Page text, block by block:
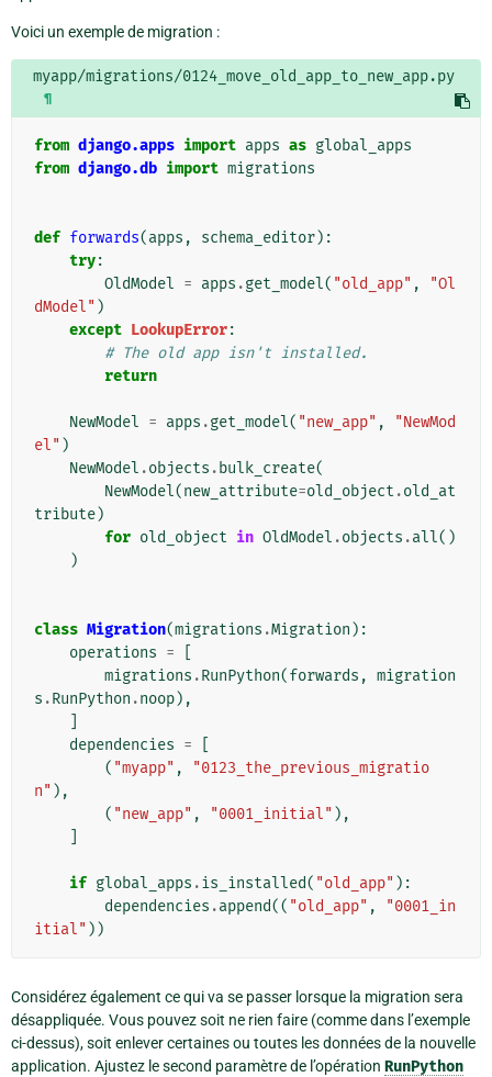
Voici un exemple de migration :
myapp/migrations/0124_move_old_app_to_new_app.py
¶
from django.apps import apps as global_apps
from django.db import migrations
def forwards(apps , schema_editor):
try:
OldModel = apps .get_model( "old_app" ,
"Ol
dModel" )
except LookupError:
# The old app isn't installed.
return
NewModel = apps .get_model( "new_app" ,
"NewMod
el" )
NewModel .objects . bulk_create(
NewModel(new_attribute=old_object .old_at
tribute)
for old_object in OldModel .objects .all()
)
class Migration(migrations .Migration ):
operations =
migrations .RunPython(forwards , migration
s .RunPython .noop),
dependencies =
( "myapp" ,
"0123_the_previous_migratio
n" ),
( "new_app" , "0001_initial" ),
if global_apps .is_installed( "old_app" ):
dependencies .append(( "old_app" ,
"0001_in
itial" ))
Considérez également ce qui va se passer lorsque la migration sera
désappliquée. Vous pouvez soit ne rien faire (comme dans l’exemple
ci-dessus), soit enlever certaines ou toutes les données de la nouvelle
application. Ajustez le second paramètre de l’opération RunPython